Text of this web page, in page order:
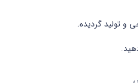
و تولید گردیده.